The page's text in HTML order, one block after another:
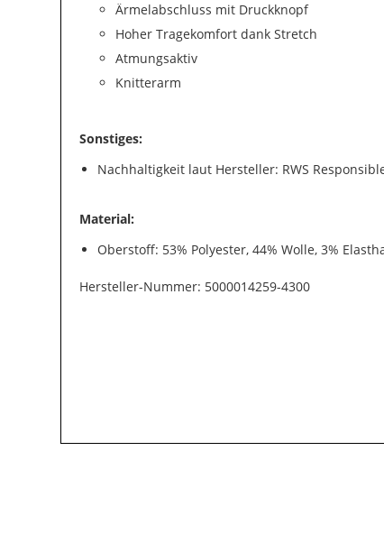
Ärmelabschluss mit Druckknopf
Hoher Tragekomfort dank Stretch
Atmungsaktiv
Knitterarm
Sonstiges:
Nachhaltigkeit laut Hersteller: RWS
Material:
Oberstoff: 53% Polyester, 44% Wolle, 3%
Hersteller-Nummer: 5000014259-4300